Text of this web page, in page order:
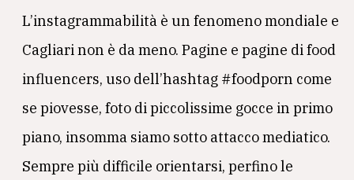
L’instagrammabilità è un fenomeno mondiale e
Cagliari non è da meno. Pagine e pagine di food
influencers, uso dell’hashtag #foodporn come
se piovesse, foto di piccolissime gocce in primo
piano, insomma siamo sotto attacco mediatico.
Sempre più difficile orientarsi, perfino le